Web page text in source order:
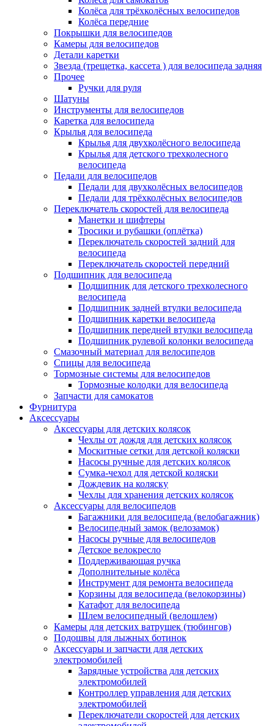
Колёса для трёхколёсных велосипедов
Колёса передние
Покрышки для велосипедов
Камеры для велосипедов
Детали каретки
Звезда (трещетка, кассета ) для велосипеда задняя
Прочее
Ручки для руля
Шатуны
Инструменты для велосипедов
Каретка для велосипеда
Крылья для велосипеда
Крылья для двухколёсного велосипеда
Крылья для детского трехколесного
велосипеда
Педали для велосипедов
Педали для двухколёсных велосипедов
Педали для трёхколёсных велосипедов
Переключатель скоростей для велосипеда
Манетки и шифтеры
Тросики и рубашки (оплётка)
Переключатель скоростей задний для
велосипеда
Переключатель скоростей передний
Подшипник для велосипеда
Подшипник для детского трехколесного
велосипеда
Подшипник задней втулки велосипеда
Подшипник каретки велосипеда
Подшипник передней втулки велосипеда
Подшипник рулевой колонки велосипеда
Смазочный материал для велосипедов
Спицы для велосипеда
Тормозные системы для велосипедов
Тормозные колодки для велосипеда
Запчасти для самокатов
Фурнитура
Аксессуары
Аксессуары для детских колясок
Чехлы от дождя для детских колясок
Москитные сетки для детской коляски
Насосы ручные для детских колясок
Сумка-чехол для детской коляски
Дождевик на коляску
Чехлы для хранения детских колясок
Аксессуары для велосипедов
Багажники для велосипеда (велобагажник)
Велосипедный замок (велозамок)
Насосы ручные для велосипедов
Детское велокресло
Поддерживающая ручка
Дополнительные колёса
Инструмент для ремонта велосипеда
Корзины для велосипеда (велокорзины)
Катафот для велосипеда
Шлем велосипедный (велошлем)
Камеры для детских ватрушек (тюбингов)
Подошвы для лыжных ботинок
Аксессуары и запчасти для детских
электромобилей
Зарядные устройства для детских
электромобилей
Контроллер управления для детских
электромобилей
Переключатели скоростей для детских